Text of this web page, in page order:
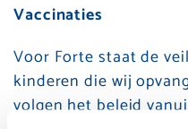
Vaccinaties
Voor Forte staat de
kinderen die wij
volgen het beleid